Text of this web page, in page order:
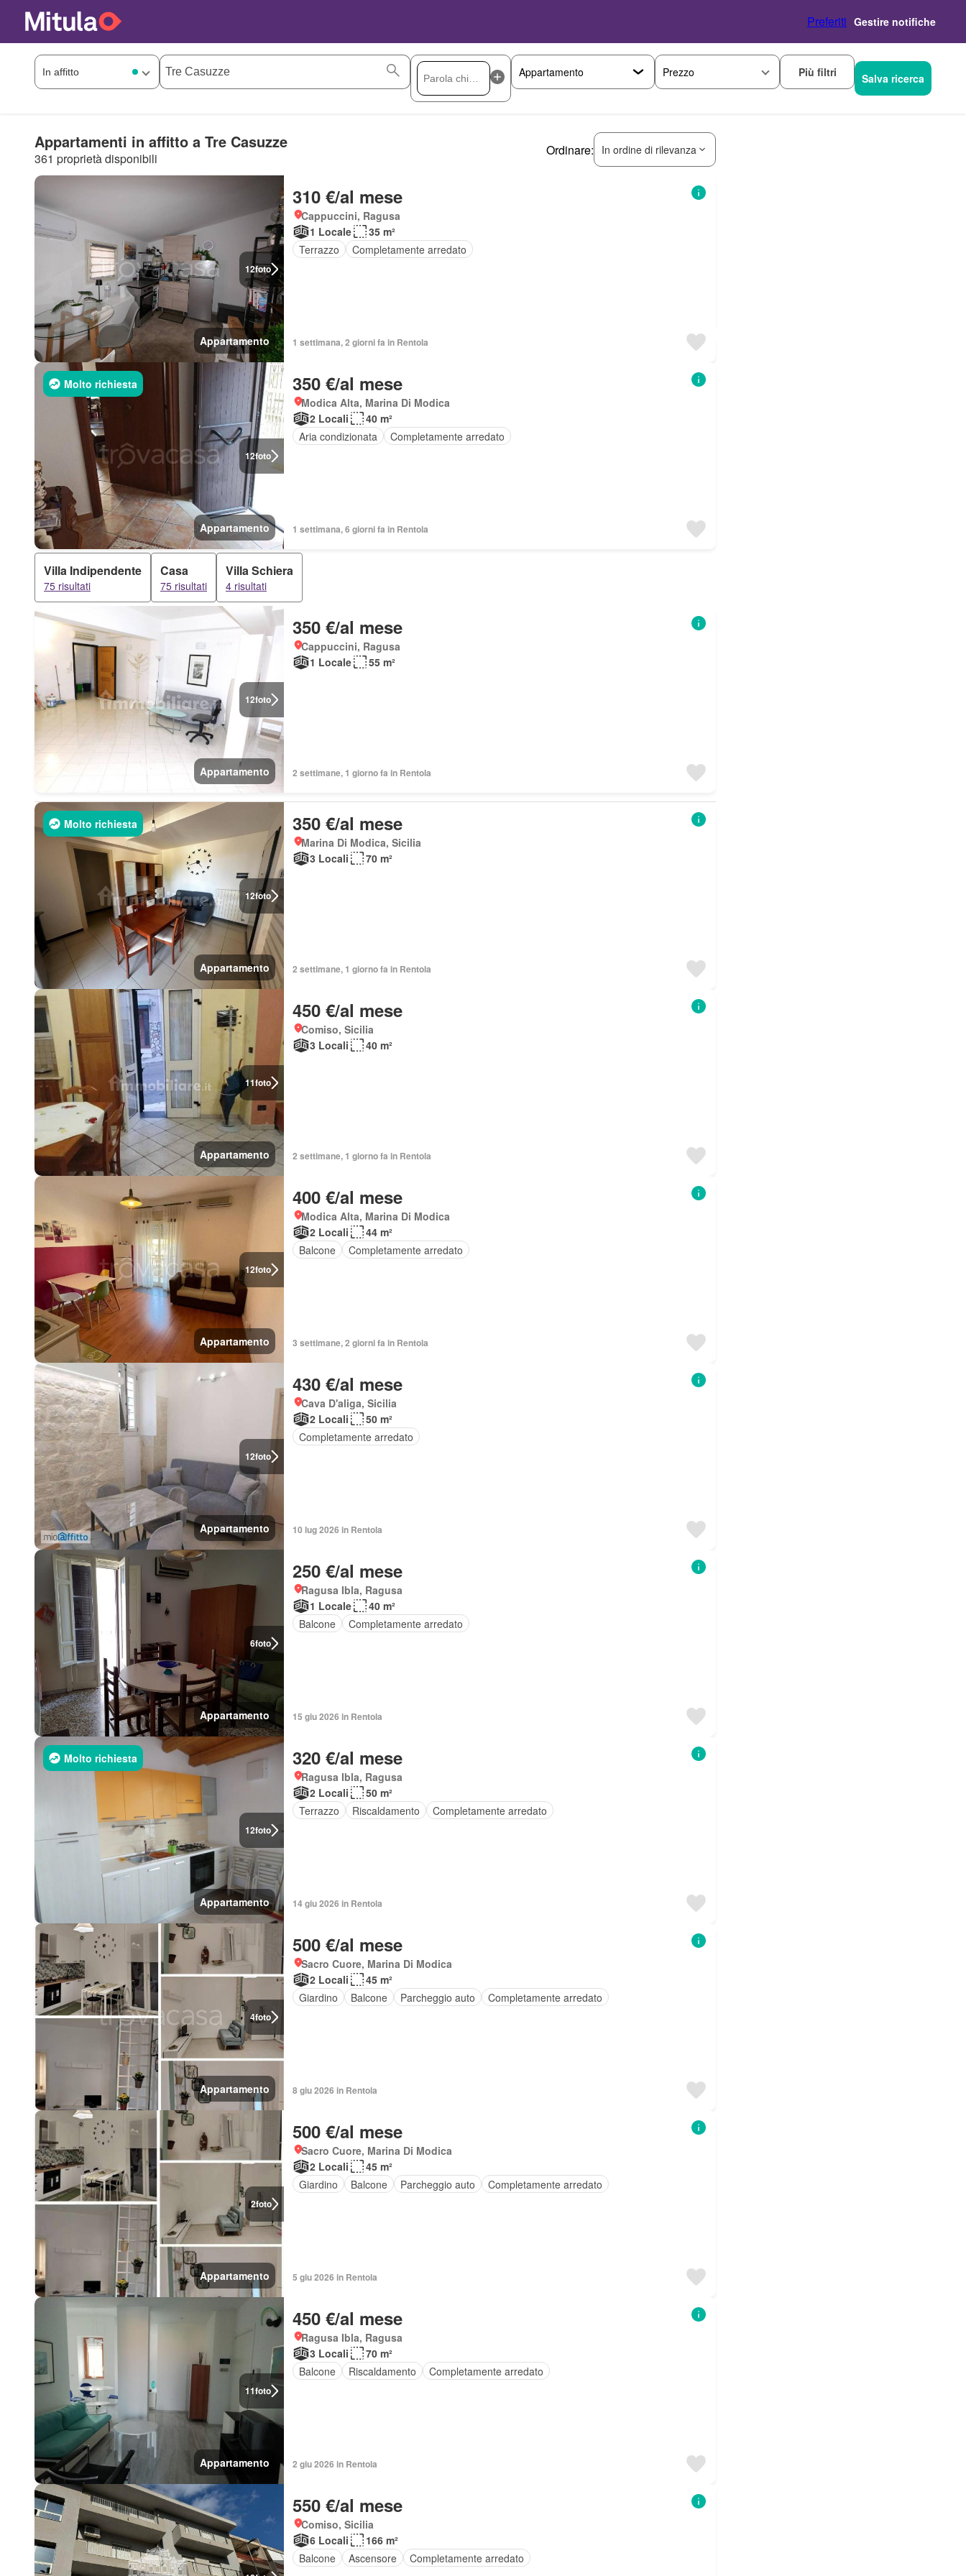
Preferiti Gestire notifiche
Prezzo Più filtri Salva ricerca
Appartamenti in affitto a Tre Casuzze
361 proprietà disponibili
Ordinare: In ordine di rilevanza
12foto
Appartamento
310 €/al mese
Cappuccini, Ragusa
1 Locale
35 m²
Terrazzo
Completamente arredato
1 settimana, 2 giorni fa in Rentola
12foto
Molto richiesta
Appartamento
350 €/al mese
Modica Alta, Marina Di Modica
2 Locali
40 m²
Aria condizionata
Completamente arredato
1 settimana, 6 giorni fa in Rentola
Villa Indipendente
75 risultati
Casa
75 risultati
Villa Schiera
4 risultati
12foto
Appartamento
350 €/al mese
Cappuccini, Ragusa
1 Locale
55 m²
2 settimane, 1 giorno fa in Rentola
12foto
Molto richiesta
Appartamento
350 €/al mese
Marina Di Modica, Sicilia
3 Locali
70 m²
2 settimane, 1 giorno fa in Rentola
11foto
Appartamento
450 €/al mese
Comiso, Sicilia
3 Locali
40 m²
2 settimane, 1 giorno fa in Rentola
12foto
Appartamento
400 €/al mese
Modica Alta, Marina Di Modica
2 Locali
44 m²
Balcone
Completamente arredato
3 settimane, 2 giorni fa in Rentola
12foto
Appartamento
430 €/al mese
Cava D'aliga, Sicilia
2 Locali
50 m²
Completamente arredato
10 lug 2026 in Rentola
6foto
Appartamento
250 €/al mese
Ragusa Ibla, Ragusa
1 Locale
40 m²
Balcone
Completamente arredato
15 giu 2026 in Rentola
12foto
Molto richiesta
Appartamento
320 €/al mese
Ragusa Ibla, Ragusa
2 Locali
50 m²
Terrazzo
Riscaldamento Completamente arredato
14 giu 2026 in Rentola
4foto
Appartamento
500 €/al mese
Sacro Cuore, Marina Di Modica
2 Locali
45 m²
Giardino
Balcone Parcheggio auto Completamente arredato
8 giu 2026 in Rentola
2foto
Appartamento
500 €/al mese
Sacro Cuore, Marina Di Modica
2 Locali
45 m²
Giardino
Balcone Parcheggio auto Completamente arredato
5 giu 2026 in Rentola
11foto
Appartamento
450 €/al mese
Ragusa Ibla, Ragusa
3 Locali
70 m²
Balcone
Riscaldamento Completamente arredato
2 giu 2026 in Rentola
550 €/al mese
Comiso, Sicilia
6 Locali
166 m²
Balcone
Ascensore Completamente arredato